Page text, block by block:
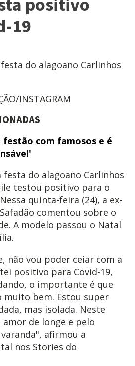
19
do alagoano Carlinhos
INSTAGRAM
festão com famosos e é
do alagoano Carlinhos
testou positivo para o
quinta-feira (24), a ex-
comentou sobre o
A modelo passou o Natal
não vou poder ceiar com a
positivo para Covid-19,
o importante é que
muito bem. Estou super
mas isolada. Neste
de longe e pelo
afirmou a
nos Stories do